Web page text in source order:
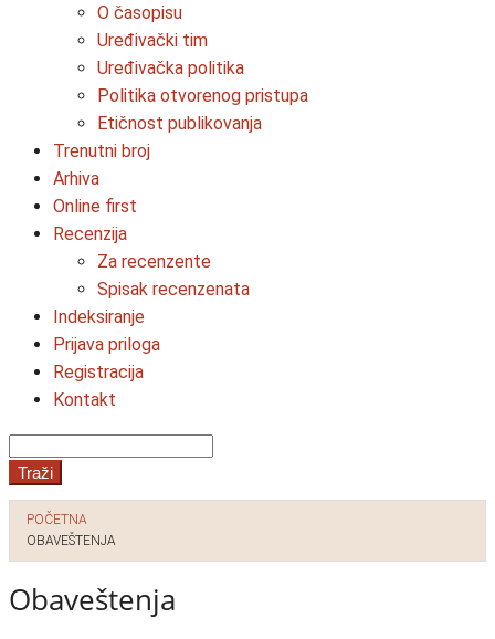
O časopisu
Uređivački tim
Uređivačka politika
Politika otvorenog pristupa
Etičnost publikovanja
Trenutni broj
Arhiva
Online first
Recenzija
Za recenzente
Spisak recenzenata
Indeksiranje
Prijava priloga
Registracija
Kontakt
Traži
POČETNA
OBAVEŠTENJA
Obaveštenja